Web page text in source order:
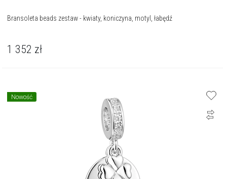
Bransoleta beads zestaw - kwiaty, koniczyna, motyl, łabędź
1 352 zł
Nowość